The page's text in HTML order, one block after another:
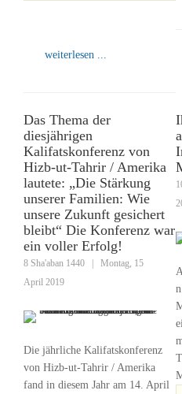
weiterlesen ...
Das Thema der
diesjährigen
Kalifatskonferenz von
Hizb-ut-Tahrir / Amerika
lautete: „Die Stärkung
unserer Familien: Wie
unsere Zukunft gesichert
bleibt“ Die Konferenz war
ein voller Erfolg!
8 Sha'aban 1440
Montag, 15
April 2019
Die jährliche Kalifatskonferenz
von Hizb-ut-Tahrir / Amerika
fand in diesem Jahr am 14. April